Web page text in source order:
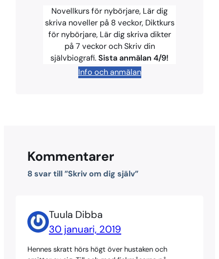
b
o
o
e
r
e
s
s
k
y
a
d
s
L
i
n
k
Novellkurs för nybörjare, Lär dig
skriva noveller på 8 veckor, Diktkurs
för nybörjare, Lär dig skriva dikter
på 7 veckor och Skriv din
självbiografi.Sista anmälan 4/9!
Info och anmälan
Kommentarer
8 svar till ”Skriv om dig själv”
Tuula Dibba
30 januari, 2019
Hennes skratt hörs högt över hustaken och